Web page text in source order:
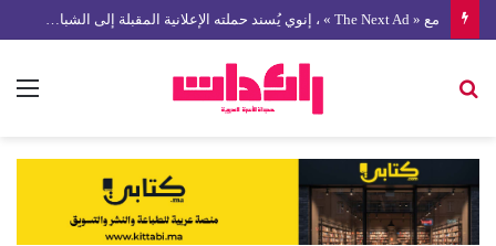
مع « The Next Ad » ، إنوي يُسند حملته الإعلانية المقبلة إلى الشباب المغربي